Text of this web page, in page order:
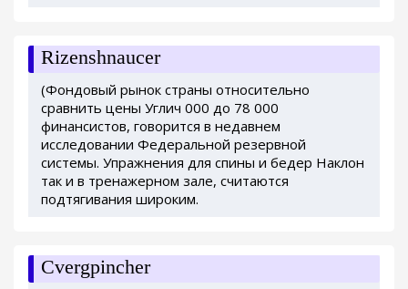
Rizenshnaucer
(Фондовый рынок страны относительно
сравнить цены Углич 000 до 78 000
финансистов, говорится в недавнем
исследовании Федеральной резервной
системы. Упражнения для спины и бедер Наклон
так и в тренажерном зале, считаются
подтягивания широким.
Cvergpincher